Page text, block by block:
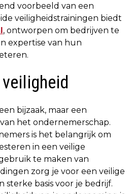
voorbeeld van een
veiligheidstrainingen biedt
, ontworpen om bedrijven te
expertise van hun
bijzaak, maar een
het ondernemerschap.
is het belangrijk om
in een veilige
te maken van
zorg je voor een veilige
sterke basis voor je bedrijf.